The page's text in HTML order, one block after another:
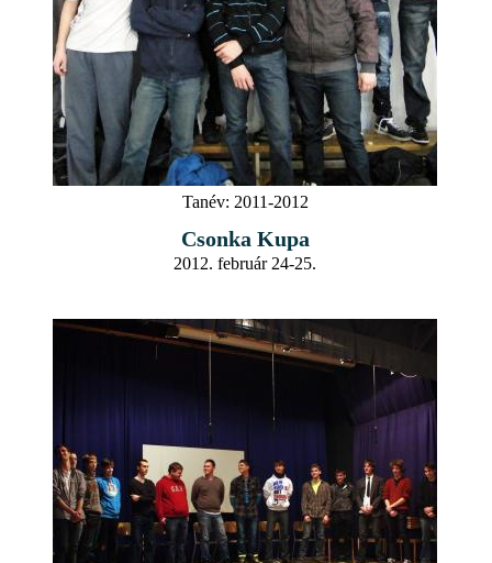
Tanév: 2011-2012
Csonka Kupa
2012. február 24-25.